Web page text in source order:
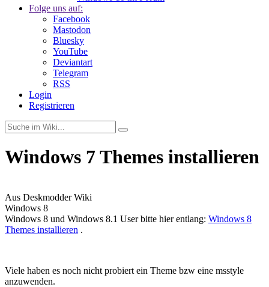
Folge uns auf:
Facebook
Mastodon
Bluesky
YouTube
Deviantart
Telegram
RSS
Login
Registrieren
Windows 7 Themes installieren
Aus Deskmodder Wiki
Windows 8
Windows 8 und Windows 8.1 User bitte hier entlang: Windows 8
Themes installieren .
Viele haben es noch nicht probiert ein Theme bzw eine msstyle
anzuwenden.